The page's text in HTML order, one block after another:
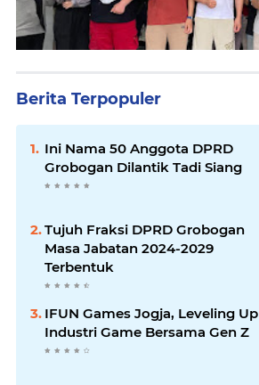
Berita Terpopuler
Ini Nama 50 Anggota DPRD
Grobogan Dilantik Tadi Siang
Tujuh Fraksi DPRD Grobogan
Masa Jabatan 2024-2029
Terbentuk
IFUN Games Jogja, Leveling Up
Industri Game Bersama Gen Z